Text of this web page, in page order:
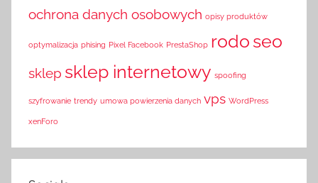
ochrona danych osobowych opisy produktów
optymalizacja phising Pixel Facebook PrestaShop rodo seo
sklep sklep internetowy spoofing
szyfrowanie trendy umowa powierzenia danych vps WordPress
xenForo